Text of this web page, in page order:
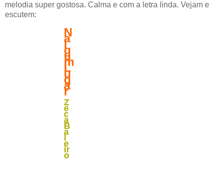
melodia super gostosa. Calma e com a letra linda. Vejam e
escutem:
N
a
lg
u
m
L
u
g
a
r
Z
e
c
a
B
a
l
e
ir
o